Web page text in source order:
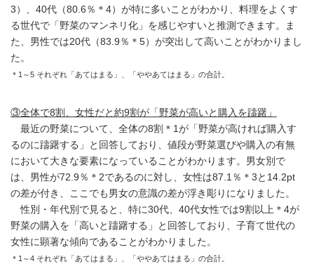
3）、40代（80.6％＊4）が特に多いことがわかり、料理をよくす
る世代で「野菜のマンネリ化」を感じやすいと推測できます。ま
た、男性では20代（83.9％＊5）が突出して高いことがわかりまし
た。
＊1～5 それぞれ「あてはまる」、「ややあてはまる」の合計。
③全体で8割、女性だと約9割が「野菜が高いと購入を躊躇」
最近の野菜について、全体の8割＊1が「野菜が高ければ購入す
るのに躊躇する」と回答しており、値段が野菜選びや購入の有無
において大きな要素になっていることがわかります。男女別で
は、男性が72.9％＊2であるのに対し、女性は87.1％＊3と14.2pt
の差が付き、ここでも男女の意識の差が浮き彫りになりました。
性別・年代別で見ると、特に30代、40代女性では9割以上＊4が
野菜の購入を「高いと躊躇する」と回答しており、子育て世代の
女性に顕著な傾向であることがわかりました。
＊1～4 それぞれ「あてはまる」、「ややあてはまる」の合計。